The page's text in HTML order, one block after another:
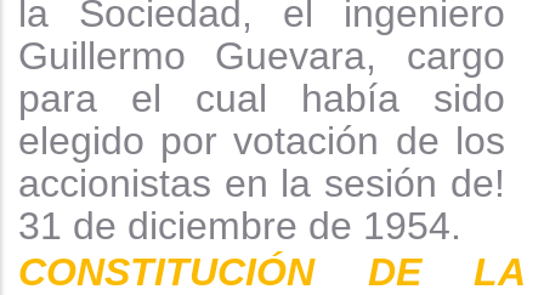
la Sociedad, el ingeniero
Guillermo Guevara, cargo
para el cual había sido
elegido por votación de los
accionistas en la sesión de!
31 de diciembre de 1954.
CONSTITUCIÓN DE LA